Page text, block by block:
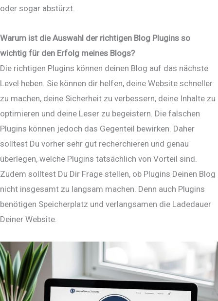
oder sogar abstürzt.
Warum ist die Auswahl der richtigen Blog Plugins so
wichtig für den Erfolg meines Blogs?
Die richtigen Plugins können deinen Blog auf das nächste
Level heben. Sie können dir helfen, deine Website schneller
zu machen, deine Sicherheit zu verbessern, deine Inhalte zu
optimieren und deine Leser zu begeistern. Die falschen
Plugins können jedoch das Gegenteil bewirken. Daher
solltest Du vorher sehr gut recherchieren und genau
überlegen, welche Plugins tatsächlich von Vorteil sind.
Zudem solltest Du Dir Frage stellen, ob Plugins Deinen Blog
nicht insgesamt zu langsam machen. Denn auch Plugins
benötigen Speicherplatz und verlangsamen die Ladedauer
Deiner Website.